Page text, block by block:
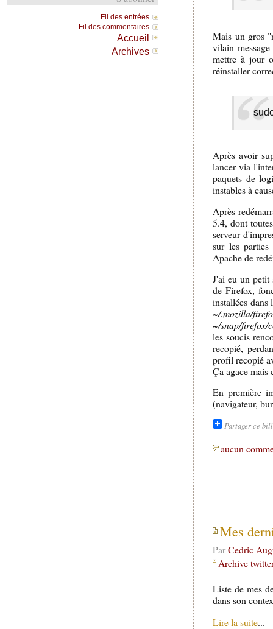
Mais un gros
vilain
mettre à jour
réinstaller
Après avoir
lancer via
paquets de
instables à
Après
5.4, dont
serveur
sur les parties
Apache de
J'ai eu un petit
de Firefox,
installées
~/.mozilla/
~/snap/firefox/
les soucis
recopié,
profil recopié
Ça agace mais
En première
(navigateur,
Partager ce
aucun
Mes
ParCedric
Archive
Liste de mes
dans son
Lire la suite...
Fil des entrées
Fil des commentaires
Accueil
Archives